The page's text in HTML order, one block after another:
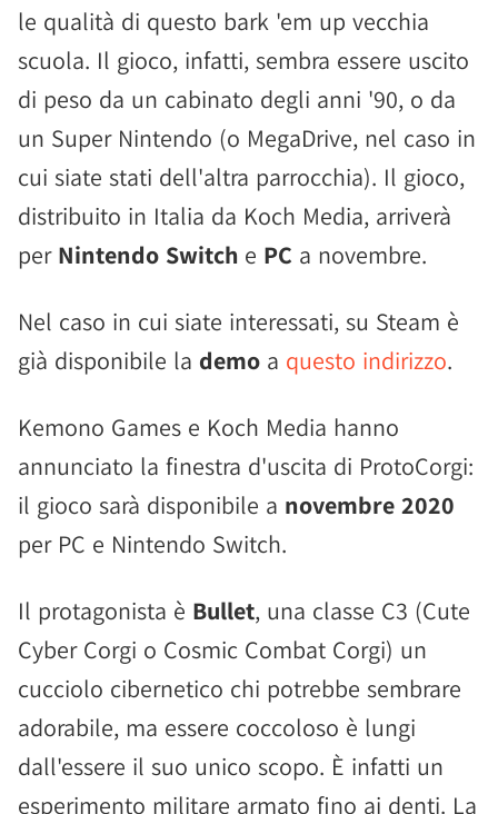
le qualità di questo bark 'em up vecchia
scuola. Il gioco, infatti, sembra essere uscito
di peso da un cabinato degli anni '90, o da
un Super Nintendo (o MegaDrive, nel caso in
cui siate stati dell'altra parrocchia). Il gioco,
distribuito in Italia da Koch Media, arriverà
per Nintendo Switch e PC a novembre.
Nel caso in cui siate interessati, su Steam è
già disponibile la demo a questo indirizzo.
Kemono Games e Koch Media hanno
annunciato la finestra d'uscita di ProtoCorgi:
il gioco sarà disponibile a novembre 2020
per PC e Nintendo Switch.
Il protagonista è Bullet, una classe C3 (Cute
Cyber Corgi o Cosmic Combat Corgi) un
cucciolo cibernetico chi potrebbe sembrare
adorabile, ma essere coccoloso è lungi
dall'essere il suo unico scopo. È infatti un
esperimento militare armato fino ai denti. La